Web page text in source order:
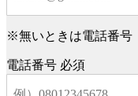
※無いときは電話番号
電話番号 必須